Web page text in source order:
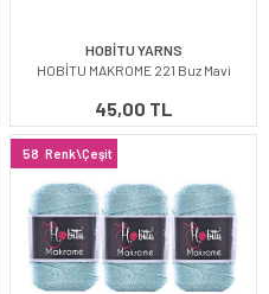
HOBİTU YARNS
HOBİTU MAKROME 221 Buz Mavi
45,00 TL
58 Renk\Çeşit